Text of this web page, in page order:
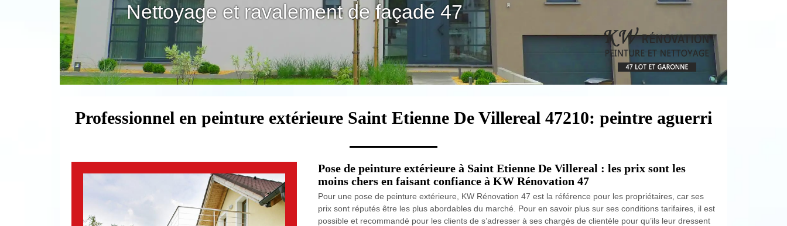
Nettoyage et ravalement de façade 47
Professionnel en peinture extérieure Saint Etienne De Villereal 47210: peintre aguerri
Pose de peinture extérieure à Saint Etienne De Villereal : les prix sont les
moins chers en faisant confiance à KW Rénovation 47
Pour une pose de peinture extérieure, KW Rénovation 47 est la référence pour les propriétaires, car ses
prix sont réputés être les plus abordables du marché. Pour en savoir plus sur ses conditions tarifaires, il est
possible et recommandé pour les clients de s’adresser à ses chargés de clientèle pour qu’ils leur dressent